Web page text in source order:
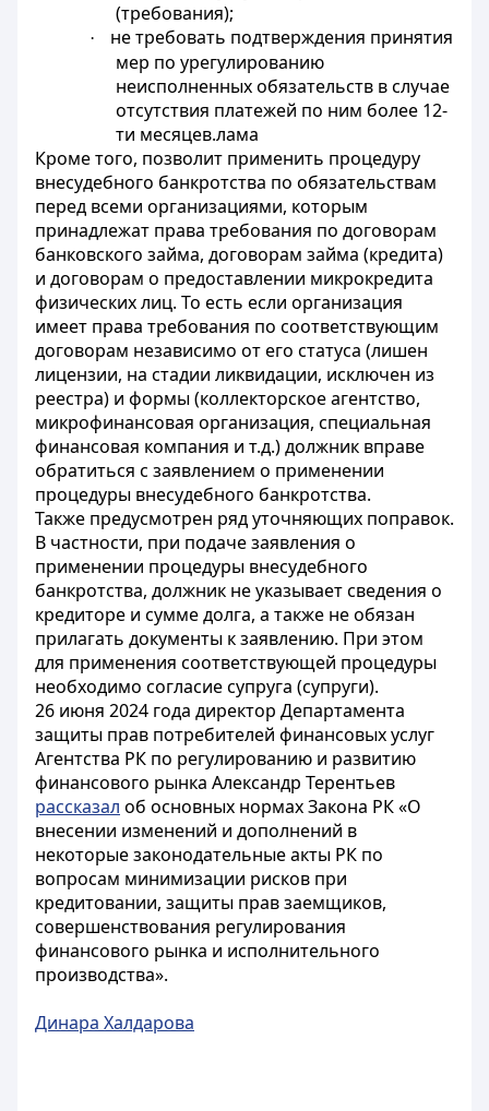
(требования);
·
не требовать подтверждения принятия
мер по урегулированию
неисполненных обязательств в случае
отсутствия платежей по ним более 12-
ти месяцев.лама
Кроме того, позволит применить процедуру
внесудебного банкротства по обязательствам
перед всеми организациями, которым
принадлежат права требования по договорам
банковского займа, договорам займа (кредита)
и договорам о предоставлении микрокредита
физических лиц. То есть если организация
имеет права требования по соответствующим
договорам независимо от его статуса (лишен
лицензии, на стадии ликвидации, исключен из
реестра) и формы (коллекторское агентство,
микрофинансовая организация, специальная
финансовая компания и т.д.) должник вправе
обратиться с заявлением о применении
процедуры внесудебного банкротства.
Также предусмотрен ряд уточняющих поправок.
В частности, при подаче заявления о
применении процедуры внесудебного
банкротства, должник не указывает сведения о
кредиторе и сумме долга, а также не обязан
прилагать документы к заявлению. При этом
для применения соответствующей процедуры
необходимо согласие супруга (супруги).
26 июня 2024 года директор Департамента
защиты прав потребителей финансовых услуг
Агентства РК по регулированию и развитию
финансового рынка Александр Терентьев
рассказал об основных нормах Закона РК «О
внесении изменений и дополнений в
некоторые законодательные акты РК по
вопросам минимизации рисков при
кредитовании, защиты прав заемщиков,
совершенствования регулирования
финансового рынка и исполнительного
производства».
Динара Халдарова